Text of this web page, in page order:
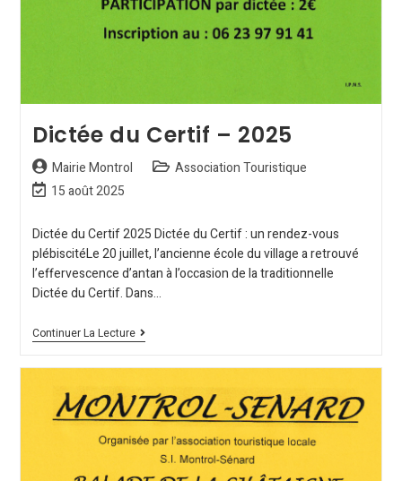
Dictée du Certif – 2025
Mairie Montrol
Association Touristique
15 août 2025
Dictée du Certif 2025 Dictée du Certif : un rendez-vous
plébiscitéLe 20 juillet, l’ancienne école du village a retrouvé
l’effervescence d’antan à l’occasion de la traditionnelle
Dictée du Certif. Dans…
Continuer La Lecture